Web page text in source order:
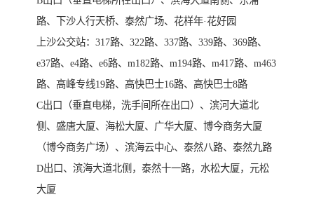
路、下沙人行天桥、泰然广场、花样年·花好园
上沙公交站：317路、322路、337路、339路、369路、
e37路、e4路、e6路、m182路、m194路、m417路、m463
路、高峰专线19路、高快巴士16路、高快巴士8路
C出口（垂直电梯，洗手间所在出口）、滨河大道北
侧、盛唐大厦、海松大厦、广华大厦、博今商务大厦
（博今商务广场）、滨海云中心、泰然八路、泰然九路
D出口、滨海大道北侧，泰然十一路，水松大厦，元松
大厦